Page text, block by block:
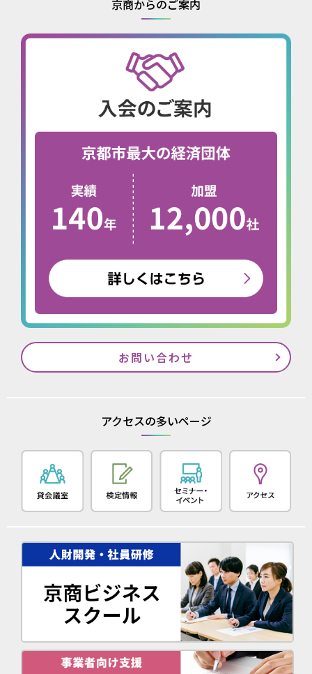
京商からのご案内
お問い合わせ
アクセスの多いページ